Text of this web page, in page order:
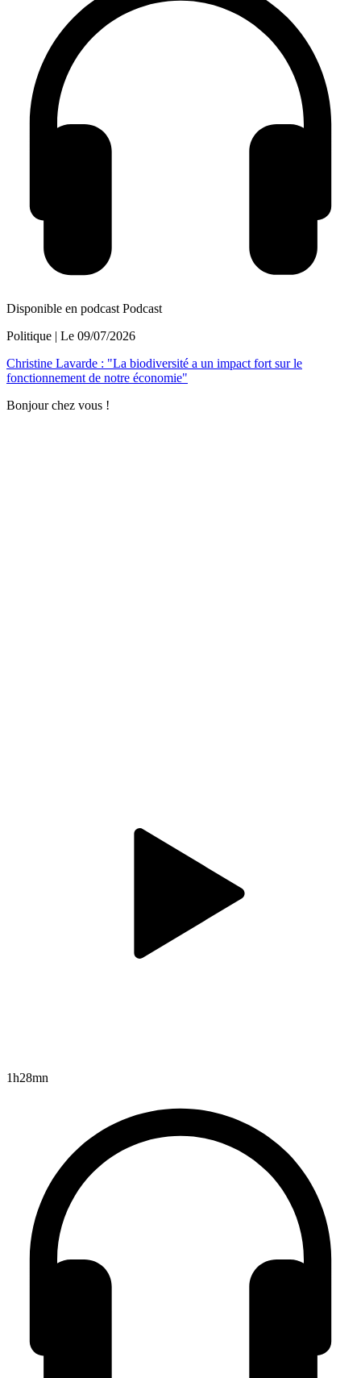
Disponible en podcast Podcast
Politique | Le 09/07/2026
Christine Lavarde : "La biodiversité a un impact fort sur le
fonctionnement de notre économie"
Bonjour chez vous !
1h28mn